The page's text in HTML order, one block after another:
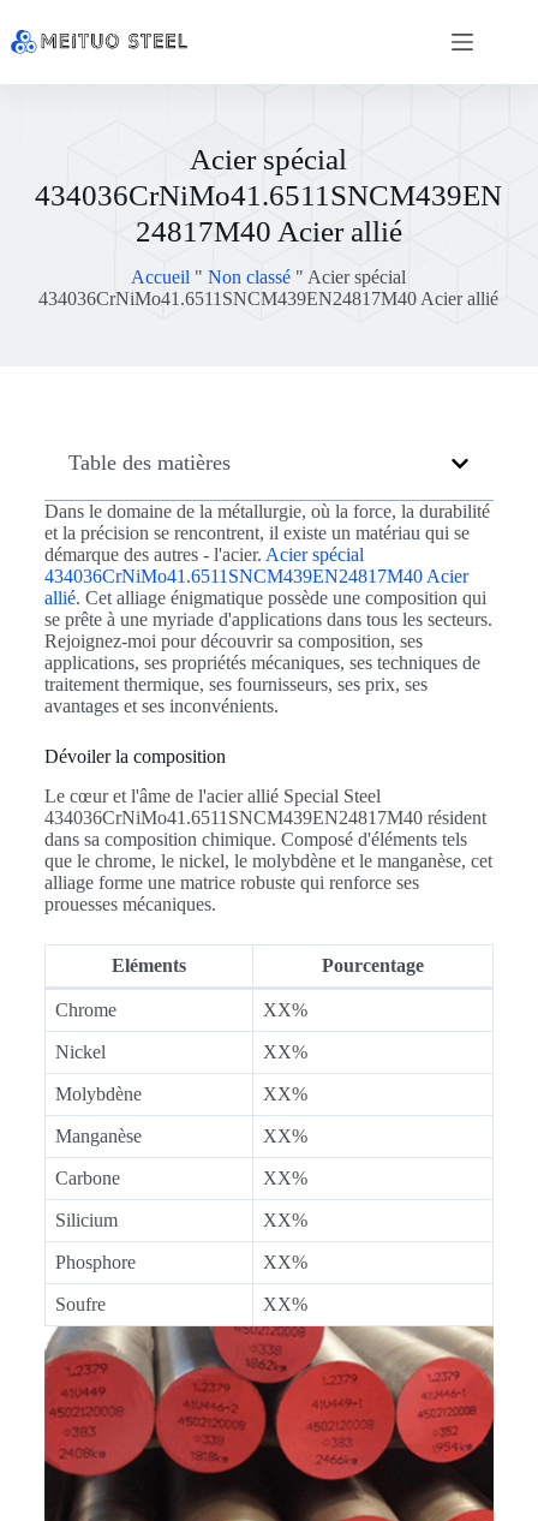
Acier spécial
434036CrNiMo41.6511SNCM439EN
24817M40 Acier allié
Accueil "Non classé " Acier spécial
434036CrNiMo41.6511SNCM439EN24817M40 Acier allié
Table des matières
Dans le domaine de la métallurgie, où la force, la durabilité
et la précision se rencontrent, il existe un matériau qui se
démarque des autres - l'acier. Acier spécial
434036CrNiMo41.6511SNCM439EN24817M40 Acier
allié. Cet alliage énigmatique possède une composition qui
se prête à une myriade d'applications dans tous les secteurs.
Rejoignez-moi pour découvrir sa composition, ses
applications, ses propriétés mécaniques, ses techniques de
traitement thermique, ses fournisseurs, ses prix, ses
avantages et ses inconvénients.
Dévoiler la composition
Le cœur et l'âme de l'acier allié Special Steel
434036CrNiMo41.6511SNCM439EN24817M40 résident
dans sa composition chimique. Composé d'éléments tels
que le chrome, le nickel, le molybdène et le manganèse, cet
alliage forme une matrice robuste qui renforce ses
prouesses mécaniques.
Eléments Pourcentage
Chrome XX%
Nickel XX%
Molybdène XX%
Manganèse XX%
Carbone XX%
Silicium XX%
Phosphore XX%
Soufre XX%